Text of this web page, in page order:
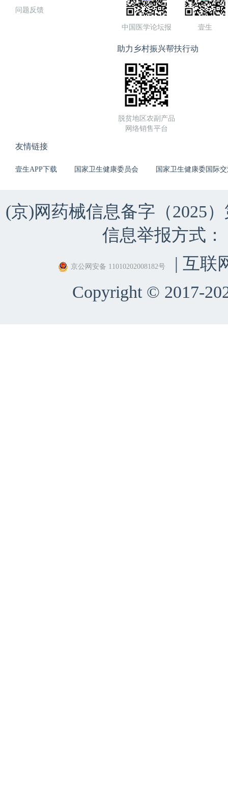
问题反馈
中国医学论坛报 壹生
助力乡村振兴帮扶行动
脱贫地区农副产品
网络销售平台
友情链接
壹生APP下载 国家卫生健康委员会 国家卫生健康委国际
(京)网药械信息备字（2025
信息举报方式：
京公网安备 11010202008182号
| 互联
Copyright © 2017-